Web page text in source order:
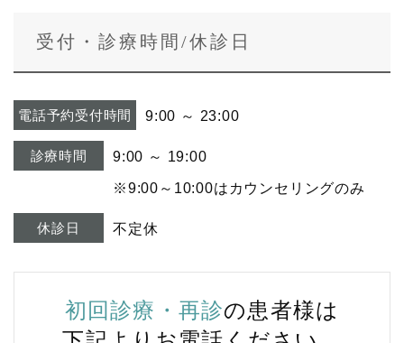
受付・診療時間/休診日
電話予約受付時間 9:00 ～ 23:00
診療時間 9:00 ～ 19:00
※9:00～10:00はカウンセリングのみ
休診日 不定休
初回診療・再診の患者様は